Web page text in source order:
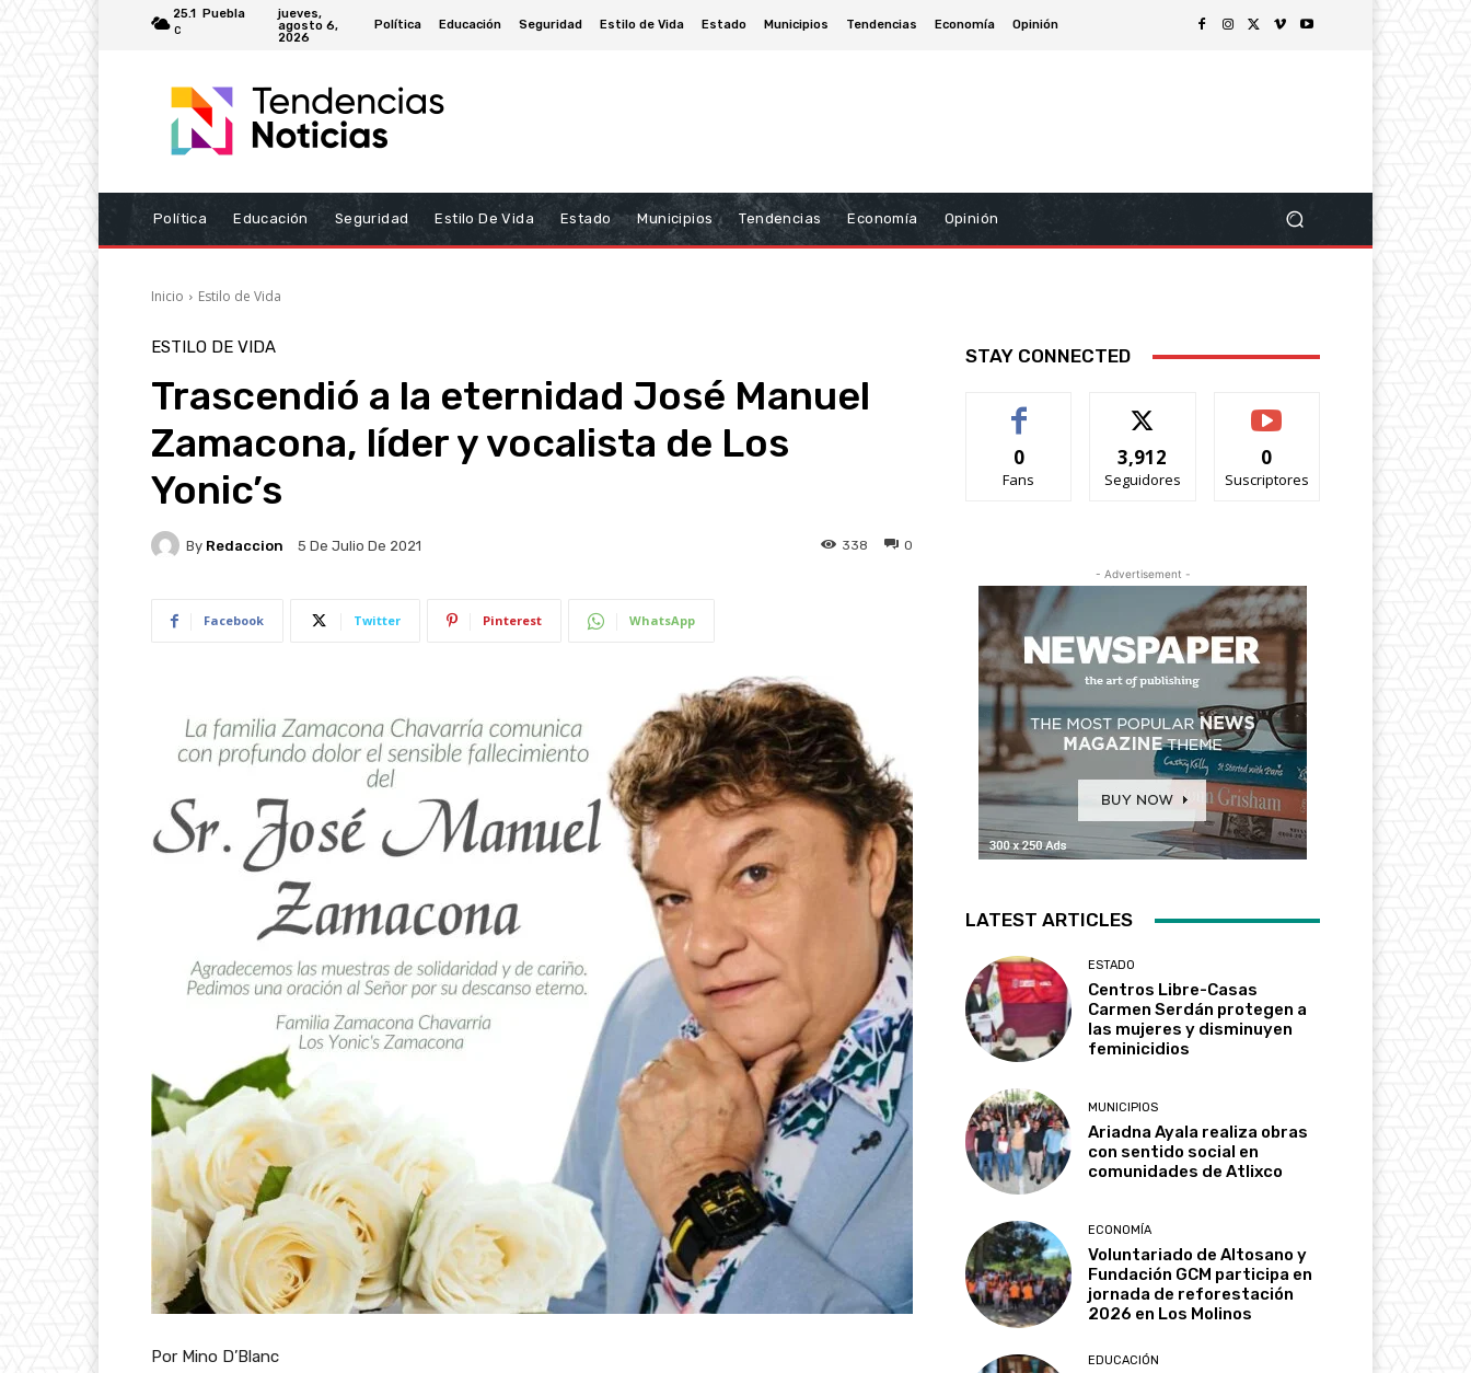
25.1
C
Puebla
jueves,
agosto 6,
2026
Política Educación Seguridad Estilo de Vida Estado Municipios Tendencias Economía Opinión
Política Educación Seguridad Estilo De Vida Estado Municipios Tendencias Economía Opinión
Inicio Estilo de Vida
ESTILO DE VIDA
Trascendió a la eternidad José Manuel
Zamacona, líder y vocalista de Los
Yonic’s
By Redaccion 5 De Julio De 2021 0
338
Facebook Twitter Pinterest WhatsApp
Por Mino D’Blanc
STAY CONNECTED
0
Fans
3,912
Seguidores
0
Suscriptores
- Advertisement -
LATEST ARTICLES
ESTADO
Centros Libre-Casas
Carmen Serdán protegen a
las mujeres y disminuyen
feminicidios
MUNICIPIOS
Ariadna Ayala realiza obras
con sentido social en
comunidades de Atlixco
ECONOMÍA
Voluntariado de Altosano y
Fundación GCM participa en
jornada de reforestación
2026 en Los Molinos
EDUCACIÓN